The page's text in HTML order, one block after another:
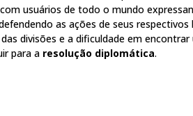
usuários de todo o mundo
as ações de seus
divisões e a dificuldade em
para a resolução diplomática.